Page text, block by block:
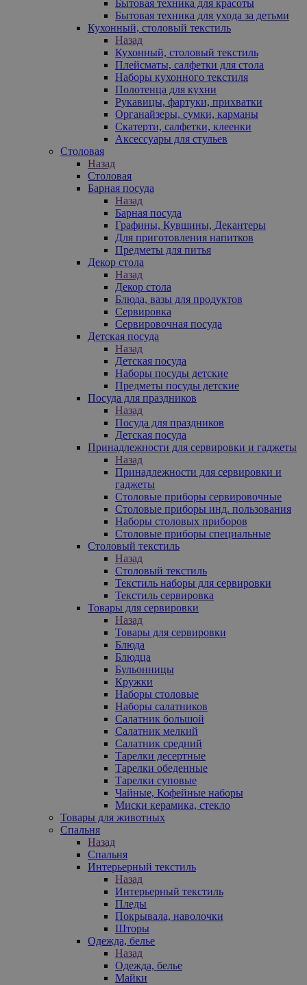
Бытовая техника для красоты
Бытовая техника для ухода за детьми
Кухонный, столовый текстиль
Назад
Кухонный, столовый текстиль
Плейсматы, салфетки для стола
Наборы кухонного текстиля
Полотенца для кухни
Рукавицы, фартуки, прихватки
Органайзеры, сумки, карманы
Скатерти, салфетки, клеенки
Аксессуары для стульев
Столовая
Назад
Столовая
Барная посуда
Назад
Барная посуда
Графины, Кувшины, Декантеры
Для приготовления напитков
Предметы для питья
Декор стола
Назад
Декор стола
Блюда, вазы для продуктов
Сервировка
Сервировочная посуда
Детская посуда
Назад
Детская посуда
Наборы посуды детские
Предметы посуды детские
Посуда для праздников
Назад
Посуда для праздников
Детская посуда
Принадлежности для сервировки и гаджеты
Назад
Принадлежности для сервировки и
гаджеты
Столовые приборы сервировочные
Столовые приборы инд. пользования
Наборы столовых приборов
Столовые приборы специальные
Столовый текстиль
Назад
Столовый текстиль
Текстиль наборы для сервировки
Текстиль сервировка
Товары для сервировки
Назад
Товары для сервировки
Блюда
Блюдца
Бульонницы
Кружки
Наборы столовые
Наборы салатников
Салатник большой
Салатник мелкий
Салатник средний
Тарелки десертные
Тарелки обеденные
Тарелки суповые
Чайные, Кофейные наборы
Миски керамика, стекло
Товары для животных
Спальня
Назад
Спальня
Интерьерный текстиль
Назад
Интерьерный текстиль
Пледы
Покрывала, наволочки
Шторы
Одежда, белье
Назад
Одежда, белье
Майки